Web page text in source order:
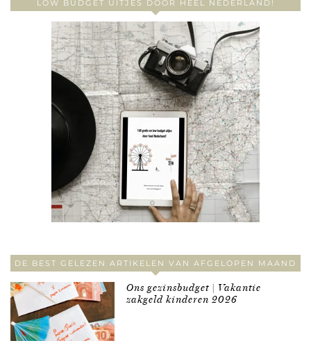
LOW BUDGET UITJES DOOR HEEL NEDERLAND!
DE BEST GELEZEN ARTIKELEN VAN AFGELOPEN MAAND
Ons gezinsbudget | Vakantie
zakgeld kinderen 2026